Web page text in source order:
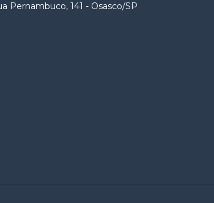
Pernambuco, 141 - Osasco/SP